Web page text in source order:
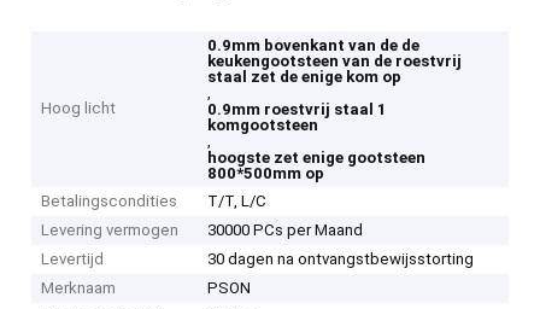
Hoog licht
0.9mm bovenkant van de de
keukengootsteen van de roestvrij
staal zet de enige kom op
,
0.9mm roestvrij staal 1
komgootsteen
,
hoogste zet enige gootsteen
800*500mm op
Betalingscondities
T/T, L/C
Levering vermogen
30000 PCs per Maand
Levertijd
30 dagen na ontvangstbewijsstorting
Merknaam
PSON